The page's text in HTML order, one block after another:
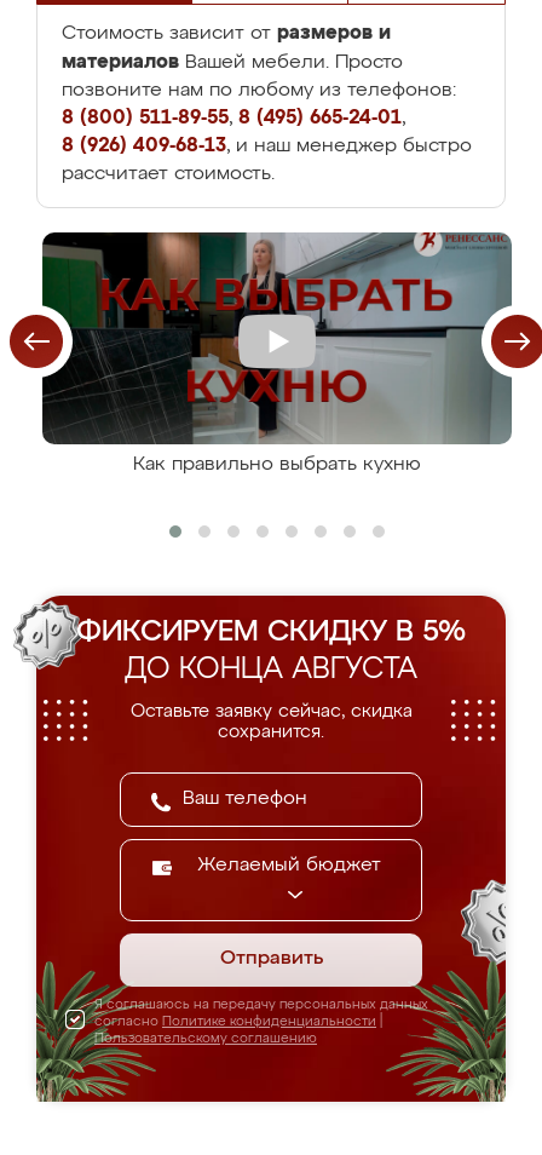
Стоимость зависит от размеров и
материалов Вашей мебели. Просто
позвоните нам по любому из телефонов:
8 (800) 511-89-55, 8 (495) 665-24-01,
8 (926) 409-68-13, и наш менеджер быстро
рассчитает стоимость.
Как правильно выбрать кухню
ФИКСИРУЕМ СКИДКУ В 5%
ДО КОНЦА АВГУСТА
Оставьте заявку сейчас, скидка
сохранится.
Желаемый бюджет
Отправить
Я соглашаюсь на передачу персональных данных
согласно Политике конфиденциальности
Пользовательскому соглашению